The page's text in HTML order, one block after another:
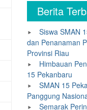
Berita
Siswa SMAN
dan Penanaman
Provinsi Riau
Himbauan
15 Pekanbaru
SMAN 15
Panggung
Semarak